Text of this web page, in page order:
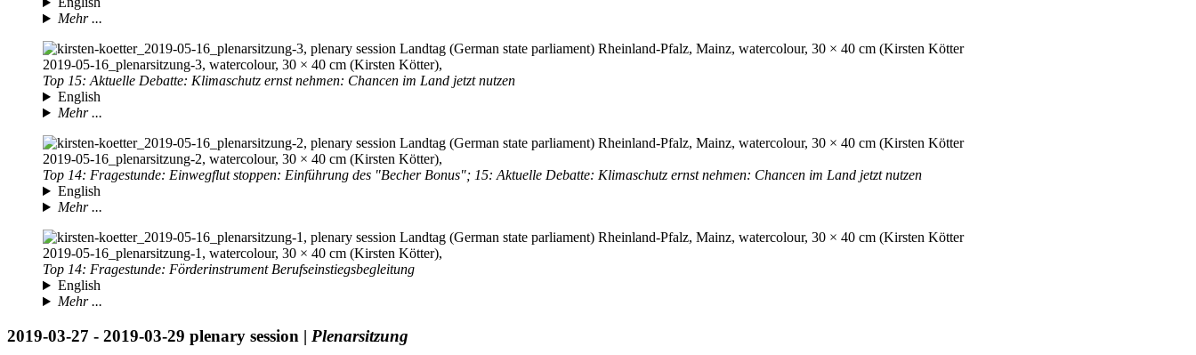
Mehr ...
2019-05-16 _plenarsitzung-3, watercolour, 30 × 40 cm (Kirsten Kötter),
Top 15: Aktuelle Debatte: Klimaschutz ernst nehmen: Chancen im Land jetzt nutzen
English
Mehr ...
2019-05-16 _plenarsitzung-2, watercolour, 30 × 40 cm (Kirsten Kötter),
Top 14: Fragestunde: Einwegflut stoppen: Einführung des "Becher Bonus"; 15: Aktuelle Debatte: Klimaschutz ernst nehmen: Chancen im Land jetzt nutzen
English
Mehr ...
2019-05-16 _plenarsitzung-1, watercolour, 30 × 40 cm (Kirsten Kötter),
Top 14: Fragestunde: Förderinstrument Berufseinstiegsbegleitung
English
Mehr ...
2019-03-27 - 2019-03-29 plenary session | Plenarsitzung